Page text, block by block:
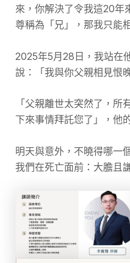
來，你解決了令我這20年
尊稱為「兄」，那我只能
2025年5月28日，我站在
說：「我與你父親相見恨
「父親離世太突然了，
下來事情拜託您了」，他
明天與意外，不曉得哪一
我們在死亡面前：大膽且